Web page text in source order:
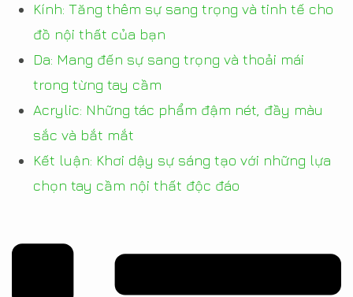
Kính: Tăng thêm sự sang trọng và tinh tế cho
đồ nội thất của bạn
Da: Mang đến sự sang trọng và thoải mái
trong từng tay cầm
Acrylic: Những tác phẩm đậm nét, đầy màu
sắc và bắt mắt
Kết luận: Khơi dậy sự sáng tạo với những lựa
chọn tay cầm nội thất độc đáo